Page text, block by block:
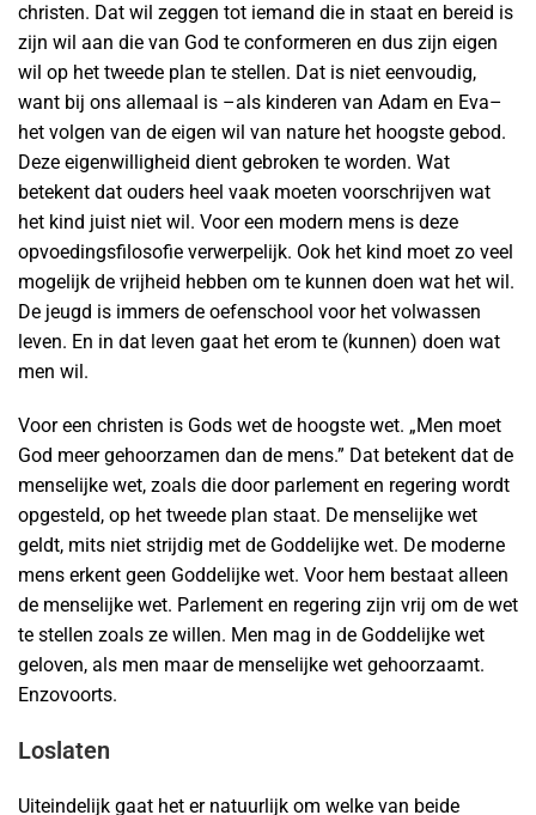
christen. Dat wil zeggen tot iemand die in staat en bereid is
zijn wil aan die van God te conformeren en dus zijn eigen
wil op het tweede plan te stellen. Dat is niet eenvoudig,
want bij ons allemaal is –als kinderen van Adam en Eva–
het volgen van de eigen wil van nature het hoogste gebod.
Deze eigenwilligheid dient gebroken te worden. Wat
betekent dat ouders heel vaak moeten voorschrijven wat
het kind juist niet wil. Voor een modern mens is deze
opvoedingsfilosofie verwerpelijk. Ook het kind moet zo veel
mogelijk de vrijheid hebben om te kunnen doen wat het wil.
De jeugd is immers de oefenschool voor het volwassen
leven. En in dat leven gaat het erom te (kunnen) doen wat
men wil.
Voor een christen is Gods wet de hoogste wet. „Men moet
God meer gehoorzamen dan de mens.” Dat betekent dat de
menselijke wet, zoals die door parlement en regering wordt
opgesteld, op het tweede plan staat. De menselijke wet
geldt, mits niet strijdig met de Goddelijke wet. De moderne
mens erkent geen Goddelijke wet. Voor hem bestaat alleen
de menselijke wet. Parlement en regering zijn vrij om de wet
te stellen zoals ze willen. Men mag in de Goddelijke wet
geloven, als men maar de menselijke wet gehoorzaamt.
Enzovoorts.
Loslaten
Uiteindelijk gaat het er natuurlijk om welke van beide